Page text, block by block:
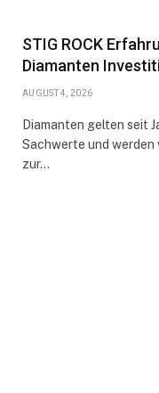
STIG ROCK
Diamanten
AUGUST 4, 2026
Diamanten gelten seit
Sachwerte und
zur…